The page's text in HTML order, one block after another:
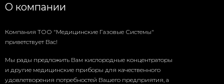
О компании
Компания ТОО "Медицинские Газовые Системы"
приветствует Вас!
Мы рады предложить Вам кислородные концентраторы
и другие медицинские приборы для качественного
удовлетворения потребностей Вашего предприятия, а